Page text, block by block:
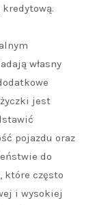
własny
jest
pojazdu oraz
do
które często
i wysokiej